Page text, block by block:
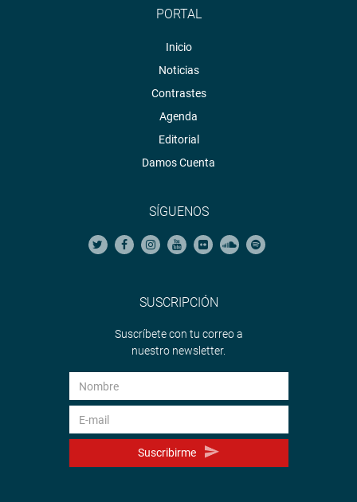
PORTAL
Inicio
Noticias
Contrastes
Agenda
Editorial
Damos Cuenta
SÍGUENOS
SUSCRIPCIÓN
Suscríbete con tu correo a
nuestro newsletter.
Suscribirme